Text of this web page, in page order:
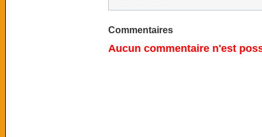
Commentaires
Aucun commentaire n'est